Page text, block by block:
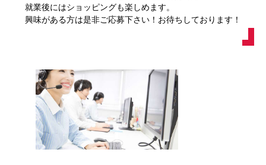
就業後にはショッピングも楽しめます。
興味がある方は是非ご応募下さい！お待ちしております！